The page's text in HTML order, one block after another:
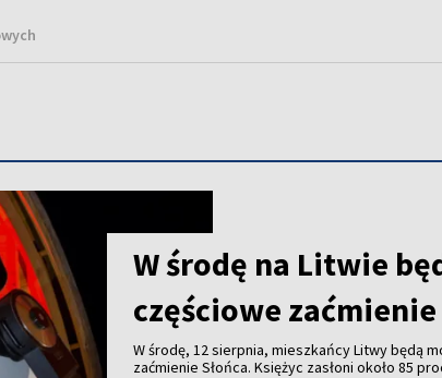
W środę na Litwie
częściowe zaćmienie
W środę, 12 sierpnia, mieszkańcy Litwy będą
zaćmienie Słońca. Księżyc zasłoni około 85